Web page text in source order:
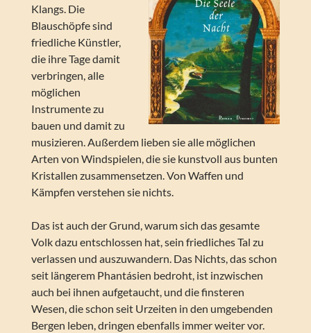
Klangs. Die
Blauschöpfe sind
friedliche Künstler,
die ihre Tage damit
verbringen, alle
möglichen
Instrumente zu
bauen und damit zu
musizieren. Außerdem lieben sie alle möglichen
Arten von Windspielen, die sie kunstvoll aus bunten
Kristallen zusammensetzen. Von Waffen und
Kämpfen verstehen sie nichts.
Das ist auch der Grund, warum sich das gesamte
Volk dazu entschlossen hat, sein friedliches Tal zu
verlassen und auszuwandern. Das Nichts, das schon
seit längerem Phantásien bedroht, ist inzwischen
auch bei ihnen aufgetaucht, und die finsteren
Wesen, die schon seit Urzeiten in den umgebenden
Bergen leben, dringen ebenfalls immer weiter vor.